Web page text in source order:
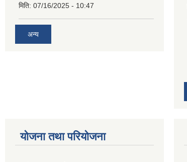
मिति: 07/16/2025 - 10:47
अन्य
योजना तथा परियोजना